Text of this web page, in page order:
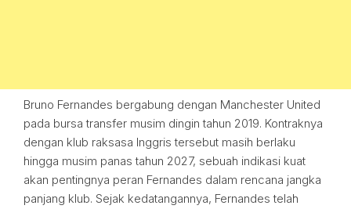
Bruno Fernandes bergabung dengan Manchester United
pada bursa transfer musim dingin tahun 2019. Kontraknya
dengan klub raksasa Inggris tersebut masih berlaku
hingga musim panas tahun 2027, sebuah indikasi kuat
akan pentingnya peran Fernandes dalam rencana jangka
panjang klub. Sejak kedatangannya, Fernandes telah